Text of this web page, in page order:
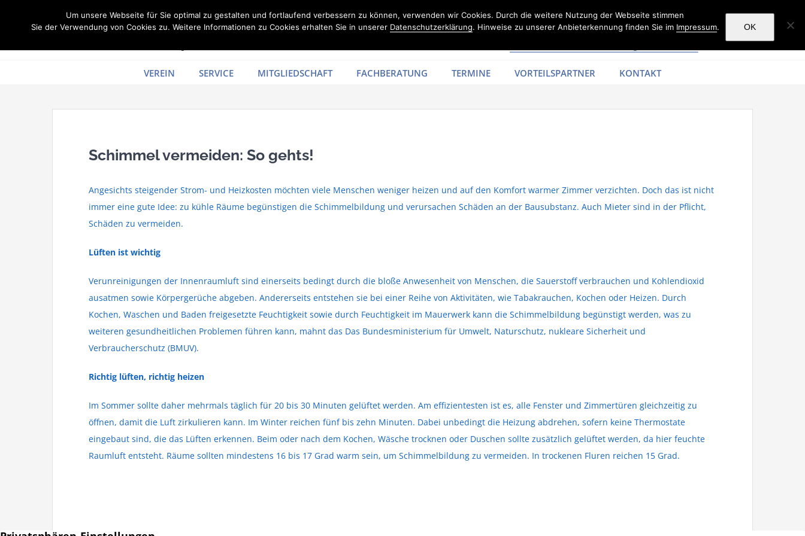
VEREIN SERVICE MITGLIEDSCHAFT FACHBERATUNG TERMINE VORTEILSPARTNER KONTAKT
Schimmel vermeiden: So gehts!
Angesichts steigender Strom- und Heizkosten möchten viele Menschen weniger heizen und auf den Komfort warmer Zimmer verzichten. Doch das ist nicht
immer eine gute Idee: zu kühle Räume begünstigen die Schimmelbildung und verursachen Schäden an der Bausubstanz. Auch Mieter sind in der Pflicht,
Schäden zu vermeiden.
Lüften ist wichtig
Verunreinigungen der Innenraumluft sind einerseits bedingt durch die bloße Anwesenheit von Menschen, die Sauerstoff verbrauchen und Kohlendioxid
ausatmen sowie Körpergerüche abgeben. Andererseits entstehen sie bei einer Reihe von Aktivitäten, wie Tabakrauchen, Kochen oder Heizen. Durch
Kochen, Waschen und Baden freigesetzte Feuchtigkeit sowie durch Feuchtigkeit im Mauerwerk kann die Schimmelbildung begünstigt werden, was zu
weiteren gesundheitlichen Problemen führen kann, mahnt das Das Bundesministerium für Umwelt, Naturschutz, nukleare Sicherheit und
Verbraucherschutz (BMUV).
Richtig lüften, richtig heizen
Im Sommer sollte daher mehrmals täglich für 20 bis 30 Minuten gelüftet werden. Am effizientesten ist es, alle Fenster und Zimmertüren gleichzeitig zu
öffnen, damit die Luft zirkulieren kann. Im Winter reichen fünf bis zehn Minuten. Dabei unbedingt die Heizung abdrehen, sofern keine Thermostate
eingebaut sind, die das Lüften erkennen. Beim oder nach dem Kochen, Wäsche trocknen oder Duschen sollte zusätzlich gelüftet werden, da hier feuchte
Raumluft entsteht. Räume sollten mindestens 16 bis 17 Grad warm sein, um Schimmelbildung zu vermeiden. In trockenen Fluren reichen 15 Grad.
Um unsere Webseite für Sie optimal zu gestalten und fortlaufend verbessern zu können, verwenden wir Cookies. Durch die weitere Nutzung der Webseite stimmen
Sie der Verwendung von Cookies zu. Weitere Informationen zu Cookies erhalten Sie in unserer Datenschutzerklärung. Hinweise zu unserer Anbieterkennung finden Sie im Impressum. OK